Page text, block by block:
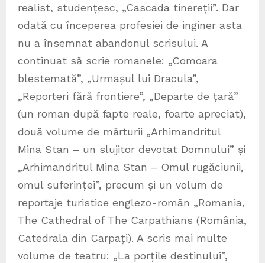
realist, studențesc, „Cascada tinereții”. Dar
odată cu începerea profesiei de inginer asta
nu a însemnat abandonul scrisului. A
continuat să scrie romanele: „Comoara
blestemată”, „Urmașul lui Dracula”,
„Reporteri fără frontiere”, „Departe de țară”
(un roman după fapte reale, foarte apreciat),
două volume de mărturii „Arhimandritul
Mina Stan – un slujitor devotat Domnului” și
„Arhimandritul Mina Stan – Omul rugăciunii,
omul suferinței”, precum și un volum de
reportaje turistice englezo-român „Romania,
The Cathedral of The Carpathians (România,
Catedrala din Carpați). A scris mai multe
volume de teatru: „La porțile destinului”,